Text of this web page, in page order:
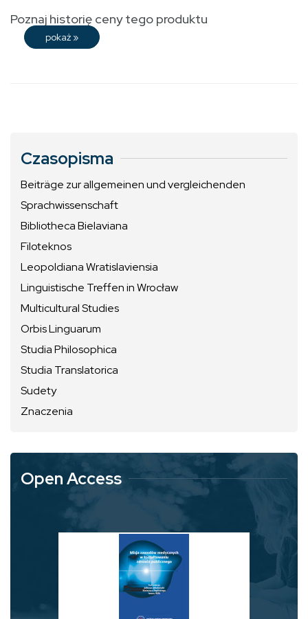
Poznaj historię ceny tego produktu
pokaż »
Czasopisma
Beiträge zur allgemeinen und vergleichenden
Sprachwissenschaft
Bibliotheca Bielaviana
Filoteknos
Leopoldiana Wratislaviensia
Linguistische Treffen in Wrocław
Multicultural Studies
Orbis Linguarum
Studia Philosophica
Studia Translatorica
Sudety
Znaczenia
Open Access